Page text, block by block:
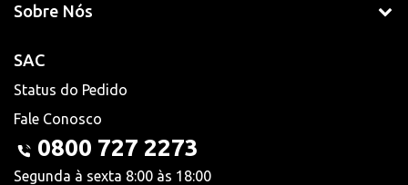
Sobre Nós
SAC
Status do Pedido
Fale Conosco
0800 727 2273
Segunda à sexta 8:00 às 18:00